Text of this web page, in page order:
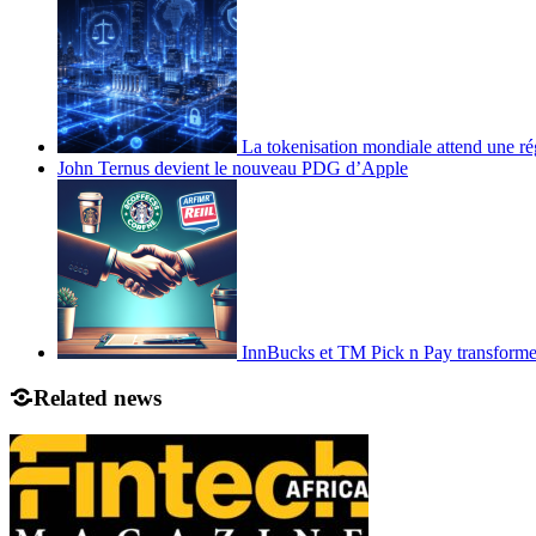
La tokenisation mondiale attend une
John Ternus devient le nouveau PDG d’Apple
InnBucks et TM Pick n Pay
Related news